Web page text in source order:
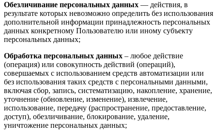
Обезличивание персональных данных — действия, в
результате которых невозможно определить без использования
дополнительной информации принадлежность персональных
данных конкретному Пользователю или иному субъекту
персональных данных;
Обработка персональных данных – любое действие
(операция) или совокупность действий (операций),
совершаемых с использованием средств автоматизации или
без использования таких средств с персональными данными,
включая сбор, запись, систематизацию, накопление, хранение,
уточнение (обновление, изменение), извлечение,
использование, передачу (распространение, предоставление,
доступ), обезличивание, блокирование, удаление,
уничтожение персональных данных;